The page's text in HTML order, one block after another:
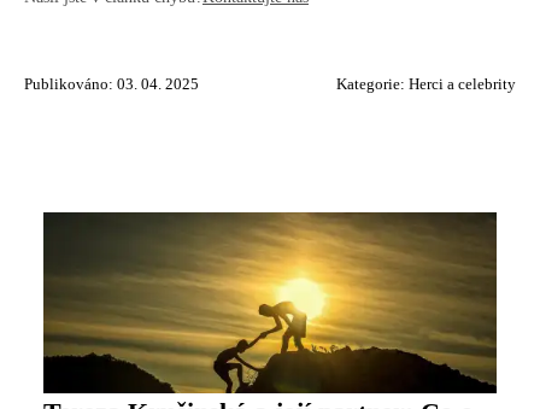
Publikováno: 03. 04. 2025 Kategorie: Herci a celebrity